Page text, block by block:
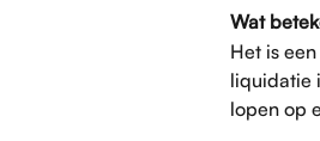
Wat
Het is
liquidatie
lopen op